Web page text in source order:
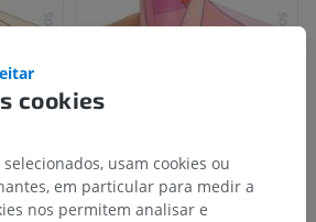
cookies
usam cookies ou
em particular para medir a
nos permitem analisar e